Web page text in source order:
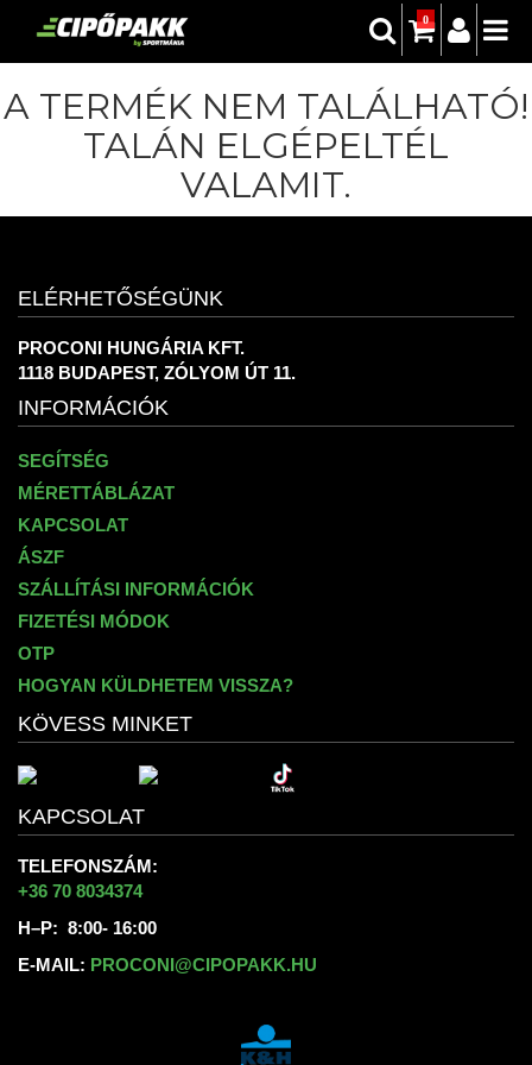
0
A TERMÉK NEM TALÁLHATÓ!
TALÁN ELGÉPELTÉL
VALAMIT.
ELÉRHETŐSÉGÜNK
PROCONI HUNGÁRIA KFT.
1118 BUDAPEST, ZÓLYOM ÚT 11.
INFORMÁCIÓK
SEGÍTSÉG
MÉRETTÁBLÁZAT
KAPCSOLAT
ÁSZF
SZÁLLÍTÁSI INFORMÁCIÓK
FIZETÉSI MÓDOK
OTP
HOGYAN KÜLDHETEM VISSZA?
KÖVESS MINKET
KAPCSOLAT
TELEFONSZÁM:
+36 70 8034374
H–P: 8:00- 16:00
E-MAIL: PROCONI@CIPOPAKK.HU